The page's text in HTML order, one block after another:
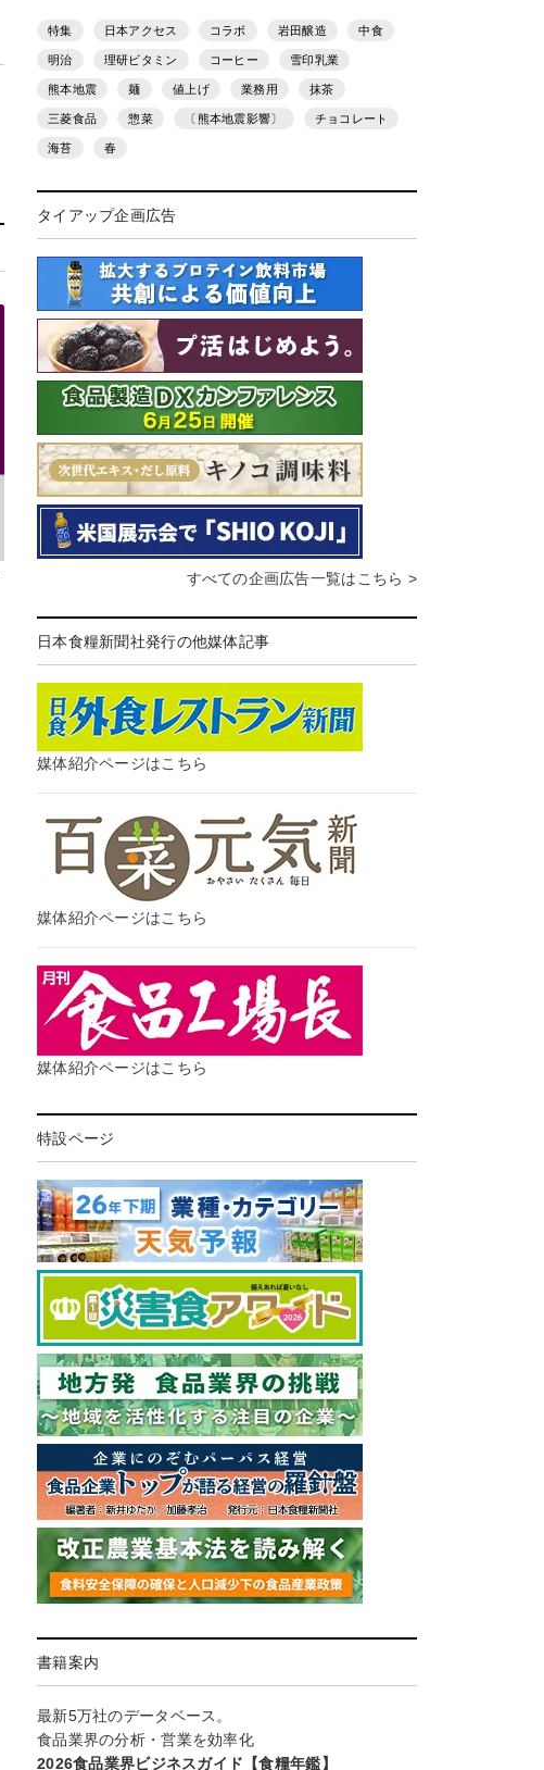
特集 日本アクセス コラボ 岩田醸造 中食
明治 理研ビタミン コーヒー 雪印乳業
熊本地震 麺 値上げ 業務用 抹茶
三菱食品 惣菜 〔熊本地震影響〕 チョコレート
海苔 春
タイアップ企画広告
すべての企画広告一覧はこちら >
日本食糧新聞社発行の他媒体記事
媒体紹介ページはこちら
媒体紹介ページはこちら
媒体紹介ページはこちら
特設ページ
書籍案内
最新5万社のデータベース。
食品業界の分析・営業を効率化
2026食品業界ビジネスガイド【食糧年鑑】